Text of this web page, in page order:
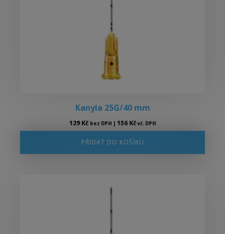
Kanyla 25G/40 mm
129Kč bez DPH | 156Kčvč. DPH
PŘIDAT DO KOŠÍKU